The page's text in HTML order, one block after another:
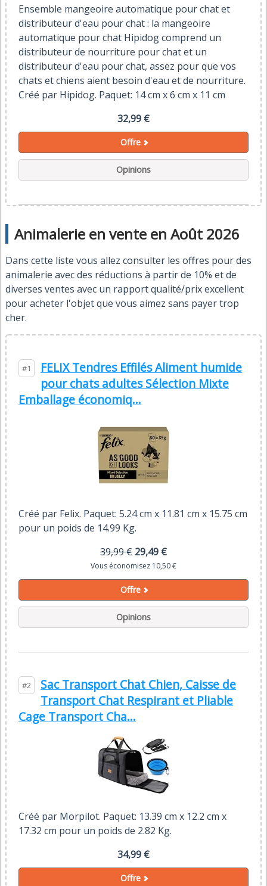
Ensemble mangeoire automatique pour chat et
distributeur d'eau pour chat : la mangeoire
automatique pour chat Hipidog comprend un
distributeur de nourriture pour chat et un
distributeur d'eau pour chat, assez pour que vos
chats et chiens aient besoin d'eau et de nourriture.
Créé par Hipidog. Paquet: 14 cm x 6 cm x 11 cm
32,99 €
Offre
Opinions
Animalerie en vente en Août 2026
Dans cette liste vous allez consulter les offres pour des
animalerie avec des réductions à partir de 10% et de
diverses ventes avec un rapport qualité/prix excellent
pour acheter l'objet que vous aimez sans payer trop
cher.
#1
FELIX Tendres Effilés Aliment humide
pour chats adultes Sélection Mixte
Emballage économiq...
Créé par Felix. Paquet: 5.24 cm x 11.81 cm x 15.75 cm
pour un poids de 14.99 Kg.
39,99 € 29,49 €
Vous économisez 10,50 €
Offre
Opinions
#2
Sac Transport Chat Chien, Caisse de
Transport Chat Respirant et Pliable
Cage Transport Cha...
Créé par Morpilot. Paquet: 13.39 cm x 12.2 cm x
17.32 cm pour un poids de 2.82 Kg.
34,99 €
Offre